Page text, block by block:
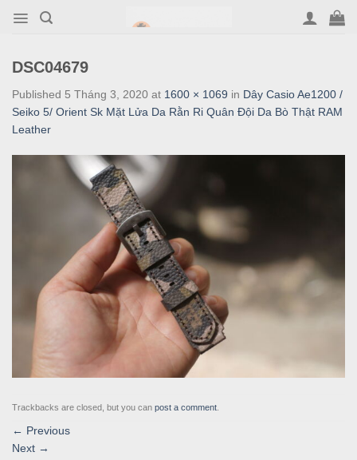
DSC04679
Published 5 Tháng 3, 2020 at 1600 × 1069 in Dây Casio Ae1200 /
Seiko 5/ Orient Sk Mặt Lửa Da Rằn Ri Quân Đội Da Bò Thật RAM
Leather
Trackbacks are closed, but you can post a comment
← Previous
Next →